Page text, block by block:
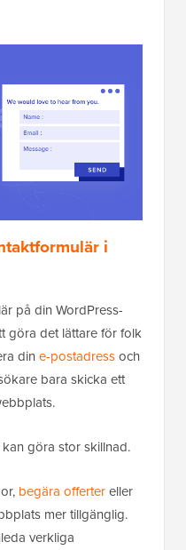
i
på din WordPress-
göra det lättare för folk
din e-postadressoch
bara skicka ett
göra stor skillnad.
begära offertereller
mer tillgänglig.
verkliga